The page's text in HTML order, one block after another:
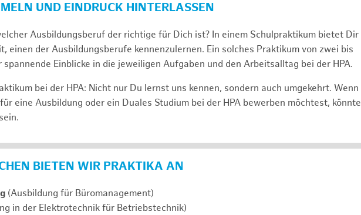
UND EINDRUCK HINTERLASSEN
Ausbildungsberuf der richtige für Dich ist? In einem Schulpraktikum bietet Dir
einen der Ausbildungsberufe kennenzulernen. Ein solches Prak­ti­kum von zwei bis
Ein­bli­cke in die jeweiligen Aufgaben und den Ar­beits­all­tag bei der HPA.
bei der HPA: Nicht nur Du lernst uns ken­nen, son­dern auch um­ge­kehrt. Wenn
eine Aus­bil­dung oder ein Duales Studium bei der HPA be­wer­ben möch­test, könnte
BIETEN WIR PRAKTIKA AN
(Ausbildung für Büromanagement)
in der Elektrotechnik für Betriebstechnik)